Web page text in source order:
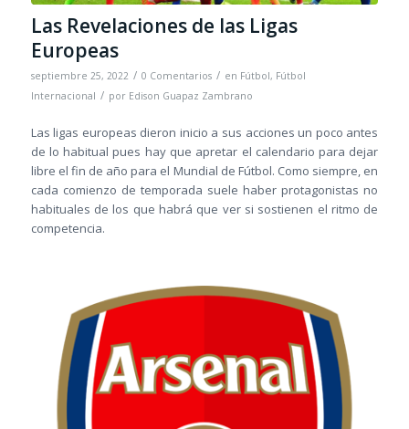
Las Revelaciones de las Ligas
Europeas
septiembre 25, 2022 / 0 Comentarios / en Fútbol, Fútbol
Internacional / por Edison Guapaz Zambrano
Las ligas europeas dieron inicio a sus acciones un poco antes
de lo habitual pues hay que apretar el calendario para dejar
libre el fin de año para el Mundial de Fútbol. Como siempre, en
cada comienzo de temporada suele haber protagonistas no
habituales de los que habrá que ver si sostienen el ritmo de
competencia.